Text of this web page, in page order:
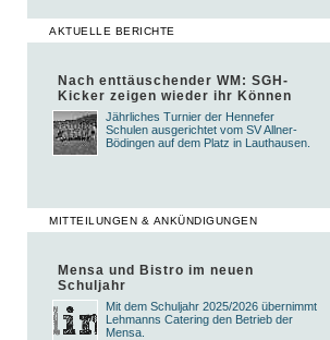
AKTUELLE BERICHTE
Nach enttäuschender WM: SGH-
Kicker zeigen wieder ihr Können
Jährliches Turnier der Hennefer
Schulen ausgerichtet vom SV Allner-
Bödingen auf dem Platz in Lauthausen.
MITTEILUNGEN & ANKÜNDIGUNGEN
Mensa und Bistro im neuen
Schuljahr
Mit dem Schuljahr 2025/2026 übernimmt
Lehmanns Catering den Betrieb der
Mensa.